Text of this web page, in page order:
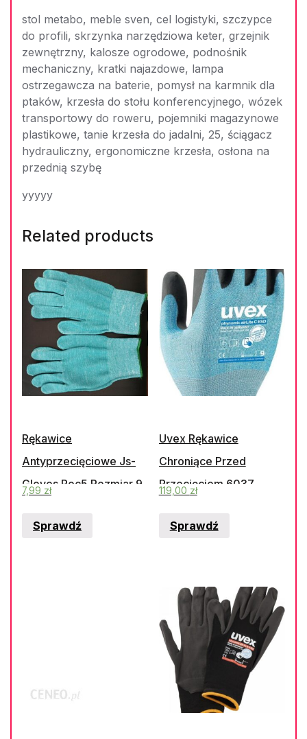
stol metabo, meble sven, cel logistyki, szczypce
do profili, skrzynka narzędziowa keter, grzejnik
zewnętrzny, kalosze ogrodowe, podnośnik
mechaniczny, kratki najazdowe, lampa
ostrzegawcza na baterie, pomysł na karmnik dla
ptaków, krzesła do stołu konferencyjnego, wózek
transportowy do roweru, pojemniki magazynowe
plastikowe, tanie krzesła do jadalni, 25, ściągacz
hydrauliczny, ergonomiczne krzesła, osłona na
przednią szybę
yyyyy
Related products
Rękawice
Antyprzecięciowe Js-
Gloves Roc5 Rozmiar 9
7,99 zł
Sprawdź
Uvex Rękawice
Chroniące Przed
Przecięciem 6037
119,00 zł
Sprawdź